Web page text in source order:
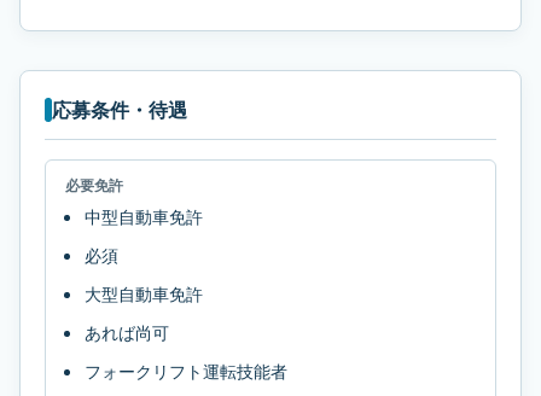
応募条件・待遇
必要免許
中型自動車免許
必須
大型自動車免許
あれば尚可
フォークリフト運転技能者